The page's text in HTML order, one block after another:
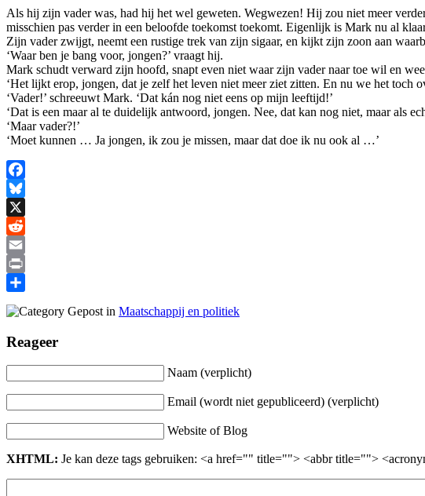
Als hij zijn vader was, had hij het wel geweten. Wegwezen! Hij zou niet meer
misschien pas verder in een beloofde toekomst toekomt. Eigenlijk is Mark nu al
Zijn vader zwijgt, neemt een rustige trek van zijn sigaar, en kijkt zijn zoon aan
‘Waar ben je bang voor, jongen?’ vraagt hij.
Mark schudt verward zijn hoofd, snapt even niet waar zijn vader naar toe wil en
‘Het lijkt erop, jongen, dat je zelf het leven niet meer ziet zitten. En nu we het toch
‘Vader!’ schreeuwt Mark. ‘Dat kán nog niet eens op mijn leeftijd!’
‘Dat is een maar al te duidelijk antwoord, jongen. Nee, dat kan nog niet, maar als
‘Maar vader?!’
‘Moet kunnen … Ja jongen, ik zou je missen, maar dat doe ik nu ook al …’
Facebook
Bluesky
X
Reddit
Email
Print
Gepost in Maatschappij en politiek
Reageer
Naam (verplicht)
Email (wordt niet gepubliceerd) (verplicht)
Website of Blog
XHTML: Je kan deze tags gebruiken: <a href="" title=""> <abbr title="">